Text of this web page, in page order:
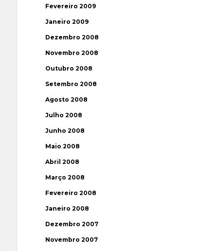
Fevereiro 2009
Janeiro 2009
Dezembro 2008
Novembro 2008
Outubro 2008
Setembro 2008
Agosto 2008
Julho 2008
Junho 2008
Maio 2008
Abril 2008
Março 2008
Fevereiro 2008
Janeiro 2008
Dezembro 2007
Novembro 2007